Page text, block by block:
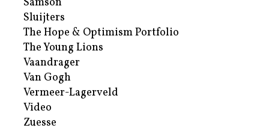
Sluijters
The Hope & Optimism Portfolio
The Young Lions
Vaandrager
Van Gogh
Vermeer-Lagerveld
Video
Zuesse